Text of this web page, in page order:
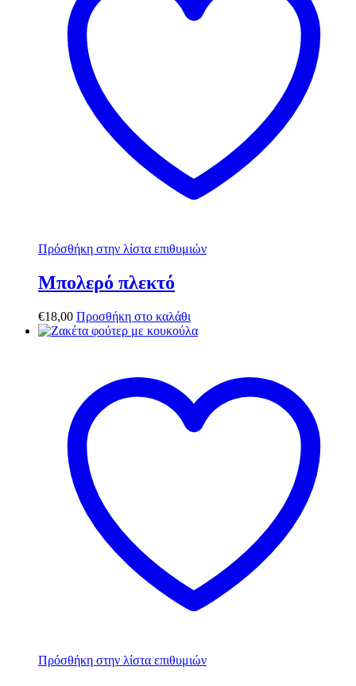
Πρόσθήκη στην λίστα επιθυμιών
Μπολερό πλεκτό
€18,00 Προσθήκη στο καλάθι
Πρόσθήκη στην λίστα επιθυμιών